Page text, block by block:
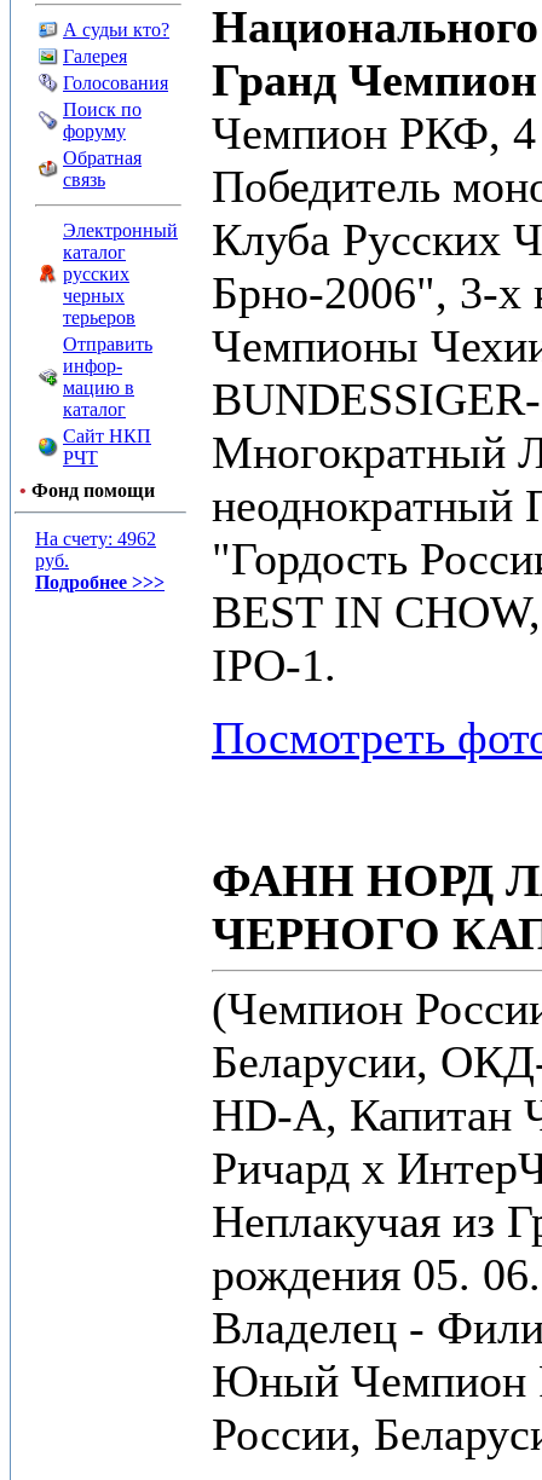
А судьи кто?
Галерея
Голосования
Поиск по
форуму
Обратная
связь
Электронный
каталог
русских
черных
терьеров
Отправить
инфор-
мацию в
каталог
Сайт НКП
РЧТ
• Фонд помощи
На счету: 4962
руб.
Подробнее >>>
Гранд Чемпион
Чемпион РКФ,
Победитель
Клуба Русских
Брно-2006", 3-х
Чемпионы
Многократный
неоднократный
"Гордость
BEST IN
IPO-1.
Посмотреть
ФАНН НОРД
ЧЕРНОГО
(Чемпион
Беларусии,
HD-A, Капитан
Ричард х
Неплакучая из
рождения 05.
Владелец -
Юный Чемпион
России,